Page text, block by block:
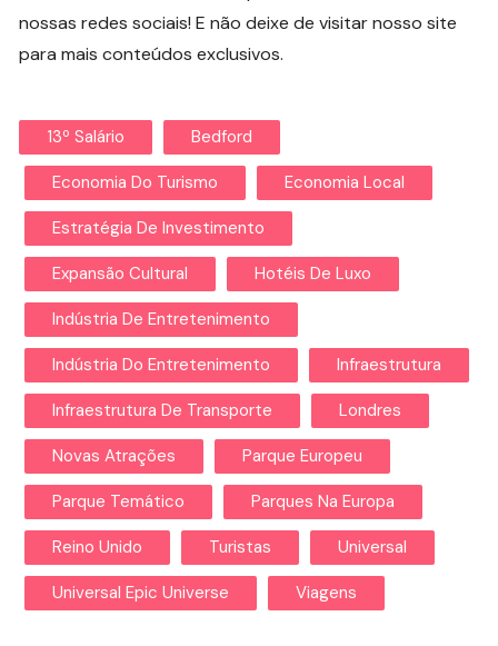
nossas redes sociais! E não deixe de visitar nosso site
para mais conteúdos exclusivos.
13º Salário Bedford
Economia Do Turismo Economia Local
Estratégia De Investimento
Expansão Cultural Hotéis De Luxo
Indústria De Entretenimento
Indústria Do Entretenimento Infraestrutura
Infraestrutura De Transporte Londres
Novas Atrações Parque Europeu
Parque Temático Parques Na Europa
Reino Unido Turistas Universal
Universal Epic Universe Viagens